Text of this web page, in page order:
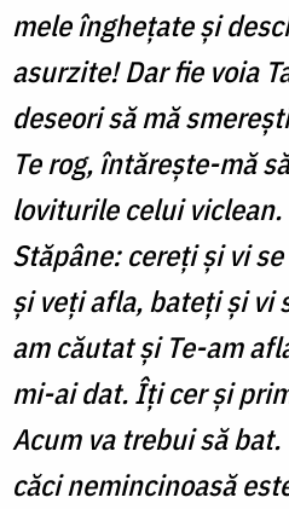
mele înghețate și
asurzite! Dar fie voia
deseori să mă
Te rog, întărește-mă
loviturile celui viclean.
Stăpâne: cereți și vi
și veți afla, bateți și vi
am căutat și Te-am
mi-ai dat. Îți cer și
Acum va trebui să
căci nemincinoasă